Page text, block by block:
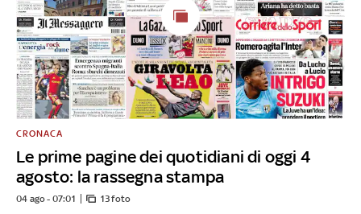
Le prime pagine dei quotidiani di oggi 4
agosto: la rassegna stampa
CRONACA
04 ago - 07:01 13 foto